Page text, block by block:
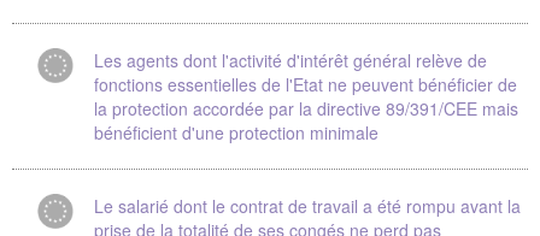
Les agents dont l'activité d'intérêt général relève de
fonctions essentielles de l'Etat ne peuvent bénéficier de
la protection accordée par la directive 89/391/CEE mais
bénéficient d'une protection minimale
Le salarié dont le contrat de travail a été rompu avant la
prise de la totalité de ses congés ne perd pas